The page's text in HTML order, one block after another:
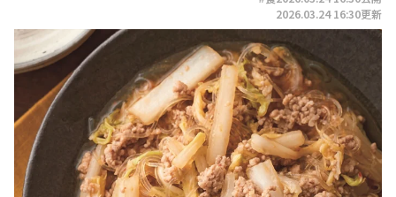
2026.03.24 16:30更新